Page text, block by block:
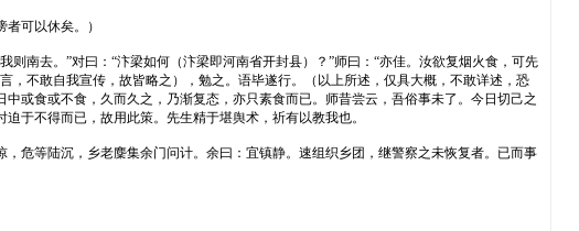
可以休矣。）
南去。”对曰：“汴梁如何（汴梁即河南省开封县）？”师曰：“亦佳。汝欲复烟火食，可先
不敢自我宣传，故皆略之），勉之。语毕遂行。（以上所述，仅具大概，不敢详述，恐
或食或不食，久而久之，乃渐复态，亦只素食而已。师昔尝云，吾俗事未了。今日切己之
于不得而已，故用此策。先生精于堪舆术，祈有以教我也。
危等陆沉，乡老麇集余门问计。余曰：宜镇静。速组织乡团，继警察之未恢复者。已而事